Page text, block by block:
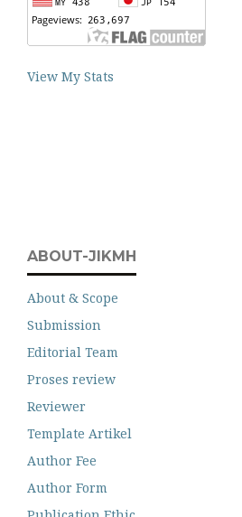
View My Stats
ABOUT-JIKMH
About & Scope
Submission
Editorial Team
Proses review
Reviewer
Template Artikel
Author Fee
Author Form